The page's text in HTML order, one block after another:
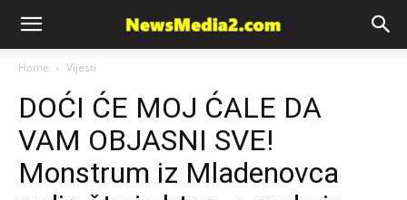
News
Media
Home Vijesti
DOĆI ĆE MOJ ĆALE DA
VAM OBJASNI SVE!
Monstrum iz Mladenovca